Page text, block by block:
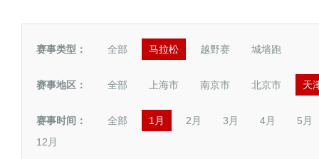
赛事类型： 全部 马拉松 越野赛 城墙跑
赛事地区： 全部 上海市 南京市 北京市 天
赛事时间： 全部 1月 2月 3月 4月
5月
12月